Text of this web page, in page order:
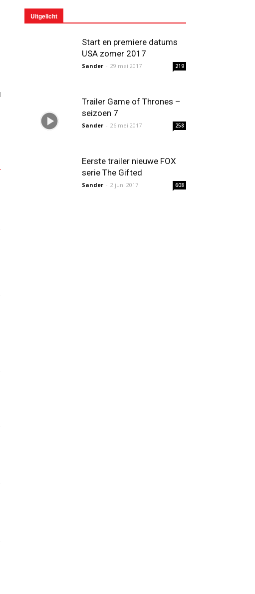
Uitgelicht
Start en premiere datums
USA zomer 2017
Sander - 29 mei 2017 219
Trailer Game of Thrones –
seizoen 7
Sander - 26 mei 2017 258
Eerste trailer nieuwe FOX
serie The Gifted
Sander - 2 juni 2017 608